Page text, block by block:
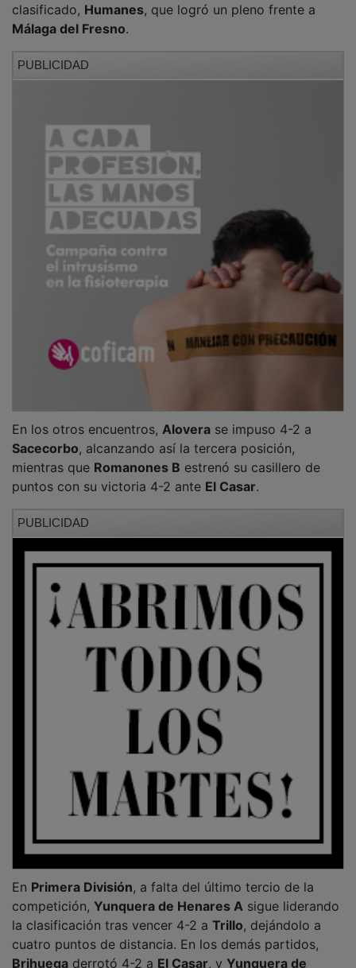
clasificado, Humanes, que logró un pleno frente a
Málaga del Fresno.
PUBLICIDAD
En los otros encuentros, Alovera se impuso 4-2 a
Sacecorbo, alcanzando así la tercera posición,
mientras que Romanones B estrenó su casillero de
puntos con su victoria 4-2 ante El Casar.
PUBLICIDAD
EnPrimera División, a falta del último tercio de la
la clasificación tras vencer 4-2 a Trillo, dejándolo a
cuatro puntos de distancia. En los demás partidos,
Brihuegaderrotó 4-2 a El Casar, yYunquera de
se impuso 4-2 frente aRomanones